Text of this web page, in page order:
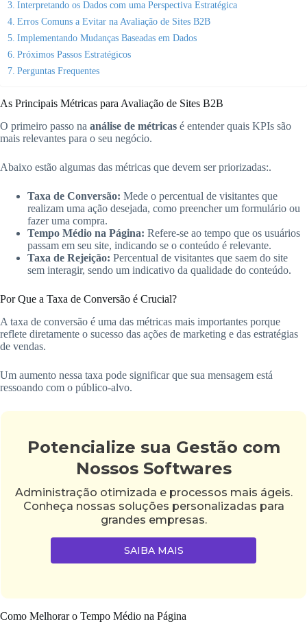
Interpretando os Dados com uma Perspectiva Estratégica
Erros Comuns a Evitar na Avaliação de Sites B2B
Implementando Mudanças Baseadas em Dados
Próximos Passos Estratégicos
Perguntas Frequentes
As Principais Métricas para Avaliação de Sites B2B
O primeiro passo na análise de métricas é entender quais KPIs são
mais relevantes para o seu negócio.
Abaixo estão algumas das métricas que devem ser priorizadas:.
Taxa de Conversão: Mede o percentual de visitantes que
realizam uma ação desejada, como preencher um formulário ou
fazer uma compra.
Tempo Médio na Página: Refere-se ao tempo que os usuários
passam em seu site, indicando se o conteúdo é relevante.
Taxa de Rejeição: Percentual de visitantes que saem do site
sem interagir, sendo um indicativo da qualidade do conteúdo.
Por Que a Taxa de Conversão é Crucial?
A taxa de conversão é uma das métricas mais importantes porque
reflete diretamente o sucesso das ações de marketing e das estratégias
de vendas.
Um aumento nessa taxa pode significar que sua mensagem está
ressoando com o público-alvo.
Potencialize sua Gestão com
Nossos Softwares
Administração otimizada e processos mais ágeis.
Conheça nossas soluções personalizadas para
grandes empresas.
SAIBA MAIS
Como Melhorar o Tempo Médio na Página